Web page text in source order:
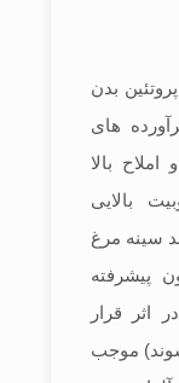
بدن
های
بالا
بالایی
سینه مرغ
پیشرفته
اثر قرار
موجب